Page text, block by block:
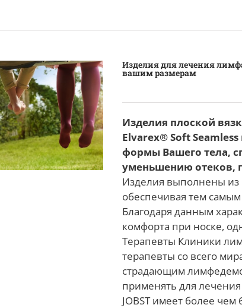
Изделия для лечения
вашим размерам
Изделия плоской
Elvarex® Soft
формы Вашего тела,
уменьшению отеков,
Изделия выполнены из
обеспечивая тем
Благодаря данным
комфорта при носке,
Терапевты Клиники
терапевты со всего
страдающим
применять для
JOBST имеет более